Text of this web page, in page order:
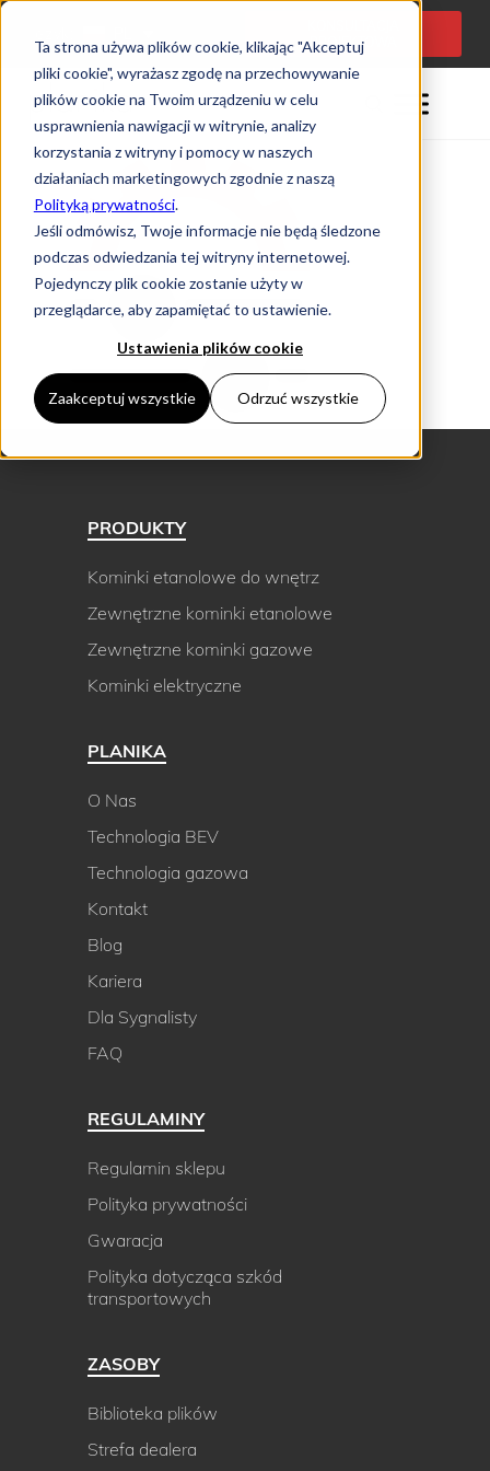
Ta strona używa plików cookie, klikając "Akceptuj
pliki cookie", wyrażasz zgodę na przechowywanie
plików cookie na Twoim urządzeniu w celu
usprawnienia nawigacji w witrynie, analizy
korzystania z witryny i pomocy w naszych
działaniach marketingowych zgodnie z naszą
Polityką prywatności.
Jeśli odmówisz, Twoje informacje nie będą śledzone
podczas odwiedzania tej witryny internetowej.
Pojedynczy plik cookie zostanie użyty w
przeglądarce, aby zapamiętać to ustawienie.
Ustawienia plików cookie
Zaakceptuj wszystkie Odrzuć wszystkie
PROJEKTOWA
PRODUKTY
Kominki etanolowe do wnętrz
Zewnętrzne kominki etanolowe
Zewnętrzne kominki gazowe
Kominki elektryczne
PLANIKA
O Nas
Technologia BEV
Technologia gazowa
Kontakt
Blog
Kariera
Dla Sygnalisty
FAQ
REGULAMINY
Regulamin sklepu
Polityka prywatności
Gwaracja
Polityka dotycząca szkód
transportowych
ZASOBY
Biblioteka plików
Strefa dealera